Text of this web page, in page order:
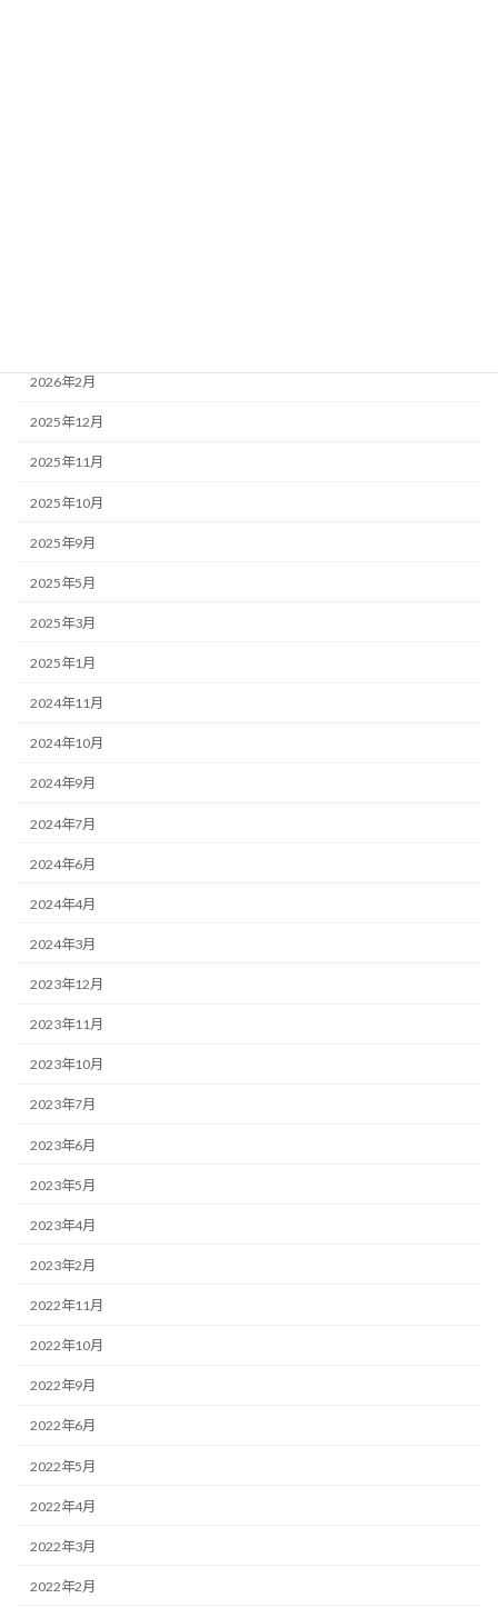
2026年2月
2025年12月
2025年11月
2025年10月
2025年9月
2025年5月
2025年3月
2025年1月
2024年11月
2024年10月
2024年9月
2024年7月
2024年6月
2024年4月
2024年3月
2023年12月
2023年11月
2023年10月
2023年7月
2023年6月
2023年5月
2023年4月
2023年2月
2022年11月
2022年10月
2022年9月
2022年6月
2022年5月
2022年4月
2022年3月
2022年2月